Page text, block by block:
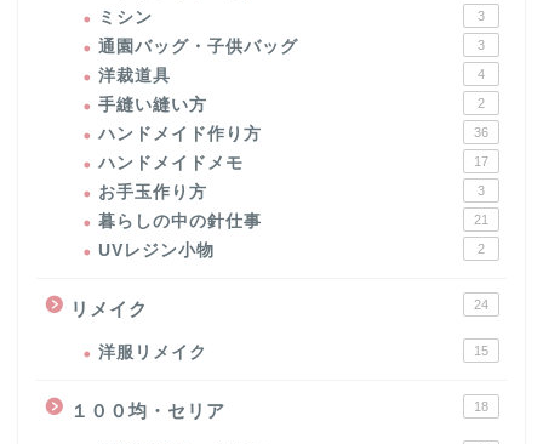
ミシン 3
通園バッグ・子供バッグ 3
洋裁道具 4
手縫い縫い方 2
ハンドメイド作り方 36
ハンドメイドメモ 17
お手玉作り方 3
暮らしの中の針仕事 21
UVレジン小物 2
リメイク 24
洋服リメイク 15
１００均・セリア 18